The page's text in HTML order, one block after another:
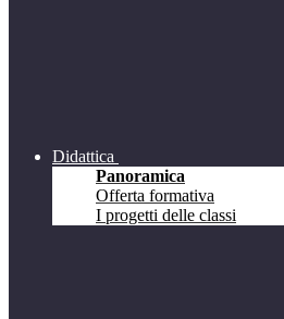
Didattica
Panoramica
Offerta formativa
I progetti delle classi